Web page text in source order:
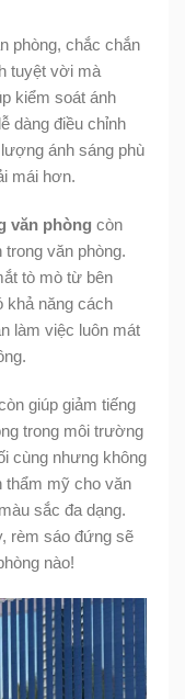
phòng, chắc chắn
tuyệt vời mà
kiểm soát ánh
dàng điều chỉnh
ánh sáng phù
mái hơn.
văn phòng còn
văn phòng.
tò mò từ bên
khả năng cách
làm việc luôn mát
giúp giảm tiếng
trong môi trường
cùng nhưng không
thẩm mỹ cho văn
sắc đa dạng.
rèm sáo đứng sẽ
nào!